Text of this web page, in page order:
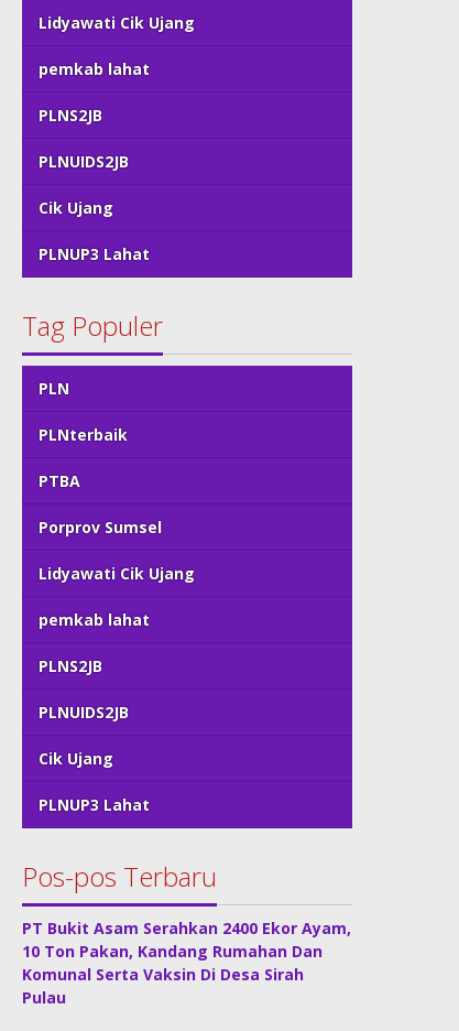
Lidyawati Cik Ujang
pemkab lahat
PLNS2JB
PLNUIDS2JB
Cik Ujang
PLNUP3 Lahat
Tag Populer
PLN
PLNterbaik
PTBA
Porprov Sumsel
Lidyawati Cik Ujang
pemkab lahat
PLNS2JB
PLNUIDS2JB
Cik Ujang
PLNUP3 Lahat
Pos-pos Terbaru
PT Bukit Asam Serahkan 2400 Ekor Ayam,
10 Ton Pakan, Kandang Rumahan Dan
Komunal Serta Vaksin Di Desa Sirah
Pulau